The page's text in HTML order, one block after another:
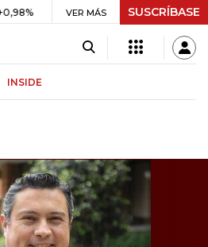
UVR $ 416,96 +$ 0,05 +0,01%
VER MÁS SUSCRÍBASE
INSIDE